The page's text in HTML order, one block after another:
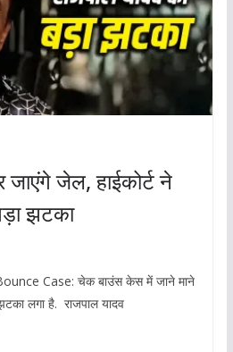
जाएंगे जेल, हाईकोर्ट ने
झटका
Case: चेक बाउंस केस में जाने माने
लगा है. राजपाल यादव